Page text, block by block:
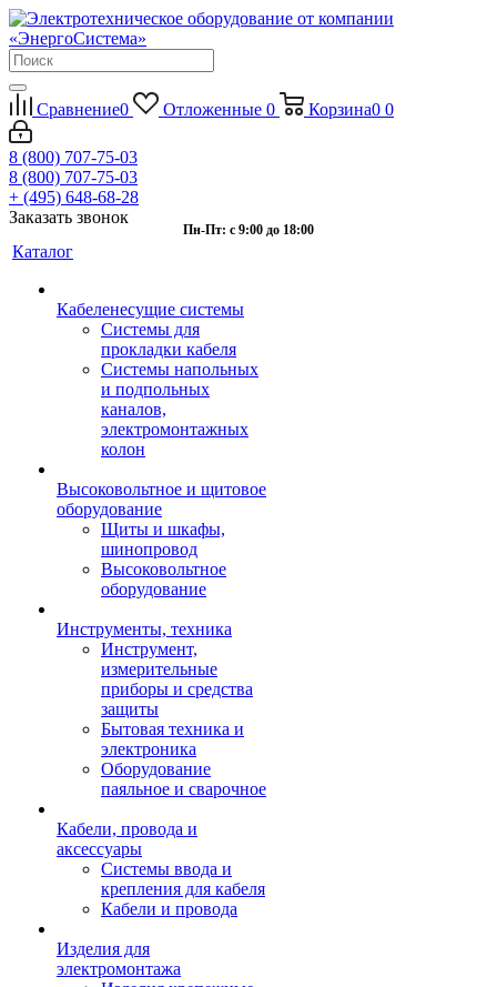
Сравнение0 Отложенные 0 Корзина0 0
8 (800) 707-75-03
8 (800) 707-75-03
+ (495) 648-68-28
Заказать звонок
Пн-Пт: с 9:00 до 18:00
Каталог
Кабеленесущие системы
Системы для
прокладки кабеля
Системы напольных
и подпольных
каналов,
электромонтажных
колон
Высоковольтное и щитовое
оборудование
Щиты и шкафы,
шинопровод
Высоковольтное
оборудование
Инструменты, техника
Инструмент,
измерительные
приборы и средства
защиты
Бытовая техника и
электроника
Оборудование
паяльное и сварочное
Кабели, провода и
аксессуары
Системы ввода и
крепления для кабеля
Кабели и провода
Изделия для
электромонтажа